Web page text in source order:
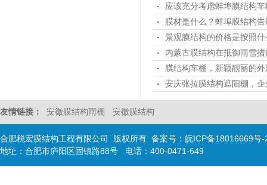
应该充分考虑蚌埠膜结构
膜材是什么？蚌埠膜结构告
景观膜结构的价格是按照
内蒙古膜结构在抵御雨雪
膜结构车棚，新颖靓丽的
安庆张拉膜结构遮阳棚，
友情链接： 安徽膜结构雨棚 安徽膜结构
合肥税宏膜结构工程有限公司 版权所有 备案号： 皖ICP备18016669号-
地址：合肥市庐阳区固镇路88号 电话：400-0471-649